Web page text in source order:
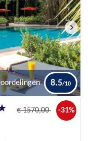
8.5
€1570,00 -31%